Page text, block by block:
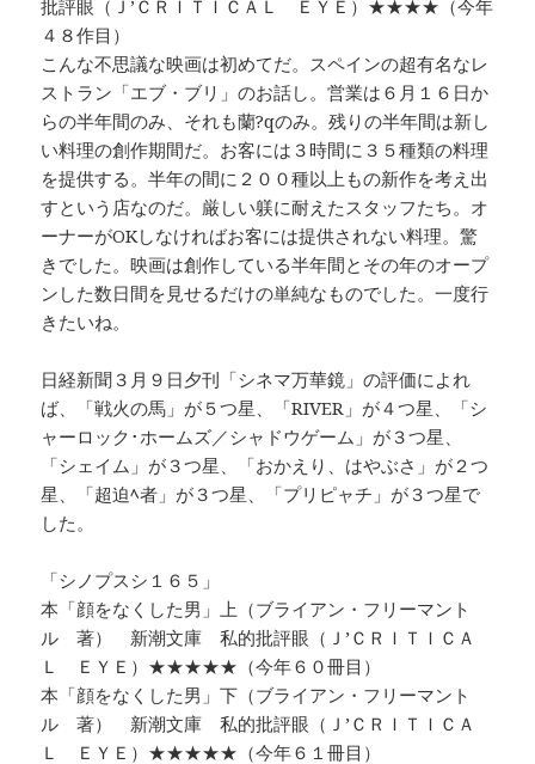
批評眼（Ｊ’ＣＲＩＴＩＣＡＬ ＥＹＥ）★★★★（今年
４８作目）
こんな不思議な映画は初めてだ。スペインの超有名なレ
ストラン「エブ・ブリ」のお話し。営業は６月１６日か
らの半年間のみ、それも蘭?qのみ。残りの半年間は新し
い料理の創作期間だ。お客には３時間に３５種類の料理
を提供する。半年の間に２００種以上もの新作を考え出
すという店なのだ。厳しい躾に耐えたスタッフたち。オ
ーナーがOKしなければお客には提供されない料理。驚
きでした。映画は創作している半年間とその年のオープ
ンした数日間を見せるだけの単純なものでした。一度行
きたいね。
日経新聞３月９日夕刊「シネマ万華鏡」の評価によれ
ば、「戦火の馬」が５つ星、「RIVER」が４つ星、「シ
ャーロック･ホームズ／シャドウゲーム」が３つ星、
「シェイム」が３つ星、「おかえり、はやぶさ」が２つ
星、「超迫ﾍ者」が３つ星、「プリピャチ」が３つ星で
した。
「シノプスシ１６５」
本「顔をなくした男」上（ブライアン・フリーマント
ル 著） 新潮文庫 私的批評眼（Ｊ’ＣＲＩＴＩＣＡ
Ｌ ＥＹＥ）★★★★★（今年６０冊目）
本「顔をなくした男」下（ブライアン・フリーマント
ル 著） 新潮文庫 私的批評眼（Ｊ’ＣＲＩＴＩＣＡ
Ｌ ＥＹＥ）★★★★★（今年６１冊目）